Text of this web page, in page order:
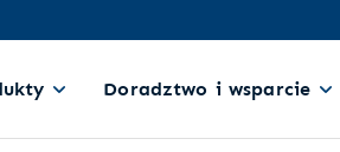
Doradztwo i wsparcie